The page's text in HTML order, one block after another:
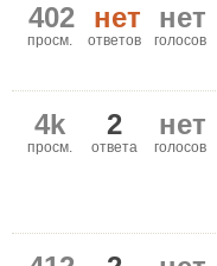
нет
голосов
нет
ответов
402
просм.
нет
голосов
2
ответа
4k
просм.